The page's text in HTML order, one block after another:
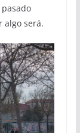
algo será.